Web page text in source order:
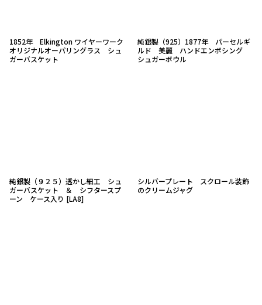
1852年 Elkington ワイヤーワーク
オリジナルオーパリングラス シュ
ガーバスケット
純銀製（925）1877年 パーセルギ
ルド 美麗 ハンドエンボシング
シュガーボウル
純銀製（９２５）透かし細工 シュ
ガーバスケット ＆ シフタースプ
ーン ケース入り [LA8]
シルバープレート スクロール装飾
のクリームジャグ